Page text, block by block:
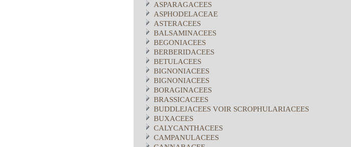
ASPARAGACEES
ASPHODELACEAE
ASTERACEES
BALSAMINACEES
BEGONIACEES
BERBERIDACEES
BETULACEES
BIGNONIACEES
BIGNONIACEES
BORAGINACEES
BRASSICACEES
BUDDLEJACEES VOIR SCROPHULARIACEES
BUXACEES
CALYCANTHACEES
CAMPANULACEES